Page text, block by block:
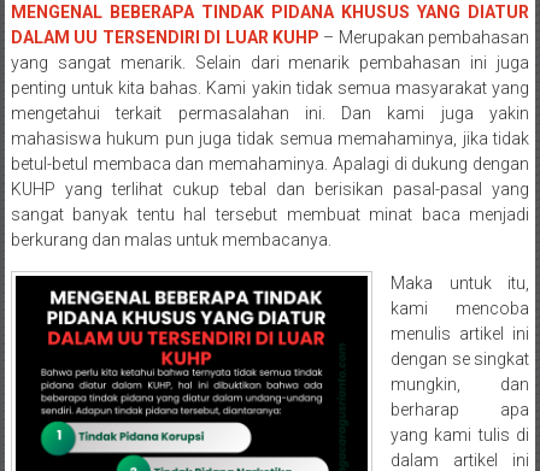
/
Konsultan
Hukum
Pajak/
Mediator/
Mediasi/
Yogyakarta/Bantul/Sleman/Gunung
Kidul/Wonosari/Wates/Kulonprogo/
Yogyakarta/Jogja/
kalten/Solo/
Purwakarta,
Sukoharjo/
Semarang/
Batang/Brebes/
Purworejo,
Kebumen/Magelang/Temanggung/Mungkid/Demak/
MENGENAL BEBERAPA TINDAK PIDANA KHUSUS YANG DIATUR
DALAM UU TERSENDIRI DI LUAR KUHP – Merupakan pembahasan
yang sangat menarik. Selain dari menarik pembahasan ini juga
penting untuk kita bahas. Kami yakin tidak semua masyarakat yang
mengetahui terkait permasalahan ini. Dan kami juga yakin
mahasiswa hukum pun juga tidak semua memahaminya, jika tidak
betul-betul membaca dan memahaminya. Apalagi di dukung dengan
KUHP yang terlihat cukup tebal dan berisikan pasal-pasal yang
sangat banyak tentu hal tersebut membuat minat baca menjadi
berkurang dan malas untuk membacanya.
Maka untuk itu,
kami mencoba
menulis artikel ini
dengan se singkat
mungkin, dan
berharap apa
yang kami tulis di
dalam artikel ini